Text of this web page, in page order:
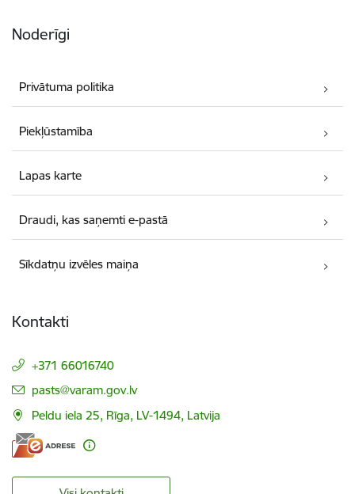
Noderīgi
Privātuma politika
Piekļūstamība
Lapas karte
Draudi, kas saņemti e-pastā
Sīkdatņu izvēles maiņa
Kontakti
+371 66016740
E-pasts:
pasts@varam.gov.lv
Peldu iela 25, Rīga, LV-1494, Latvija